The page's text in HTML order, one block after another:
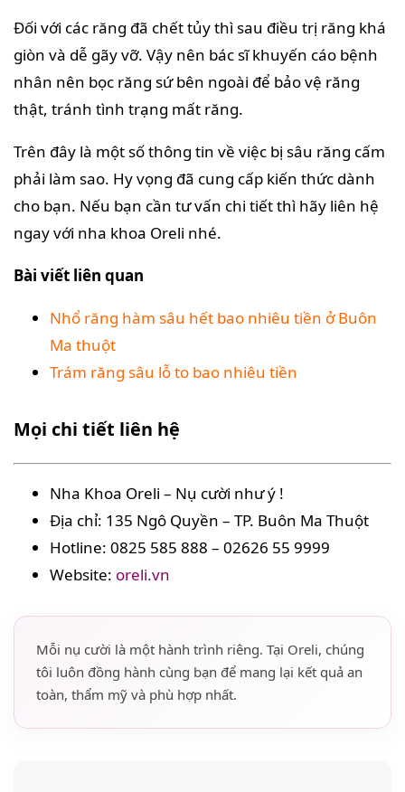
Đối với các răng đã chết tủy thì sau điều trị răng khá
giòn và dễ gãy vỡ. Vậy nên bác sĩ khuyến cáo bệnh
nhân nên bọc răng sứ bên ngoài để bảo vệ răng
thật, tránh tình trạng mất răng.
Trên đây là một số thông tin về việc bị sâu răng cấm
phải làm sao. Hy vọng đã cung cấp kiến thức dành
cho bạn. Nếu bạn cần tư vấn chi tiết thì hãy liên hệ
ngay với nha khoa Oreli nhé.
Bài viết liên quan
Nhổ răng hàm sâu hết bao nhiêu tiền ở Buôn
Ma thuột
Trám răng sâu lỗ to bao nhiêu tiền
Mọi chi tiết liên hệ
Nha Khoa Oreli – Nụ cười như ý !
Địa chỉ: 135 Ngô Quyền – TP. Buôn Ma Thuột
Hotline: 0825 585 888 – 02626 55 9999
Website: oreli.vn
Mỗi nụ cười là một hành trình riêng. Tại Oreli, chúng
tôi luôn đồng hành cùng bạn để mang lại kết quả an
toàn, thẩm mỹ và phù hợp nhất.